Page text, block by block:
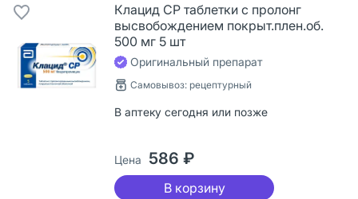
Клацид СР таблетки с пролонг
высвобождением покрыт.плен.об.
500 мг 5 шт
Оригинальный препарат
Самовывоз: рецептурный
В аптеку сегодня или позже
Цена 586 ₽
В корзину